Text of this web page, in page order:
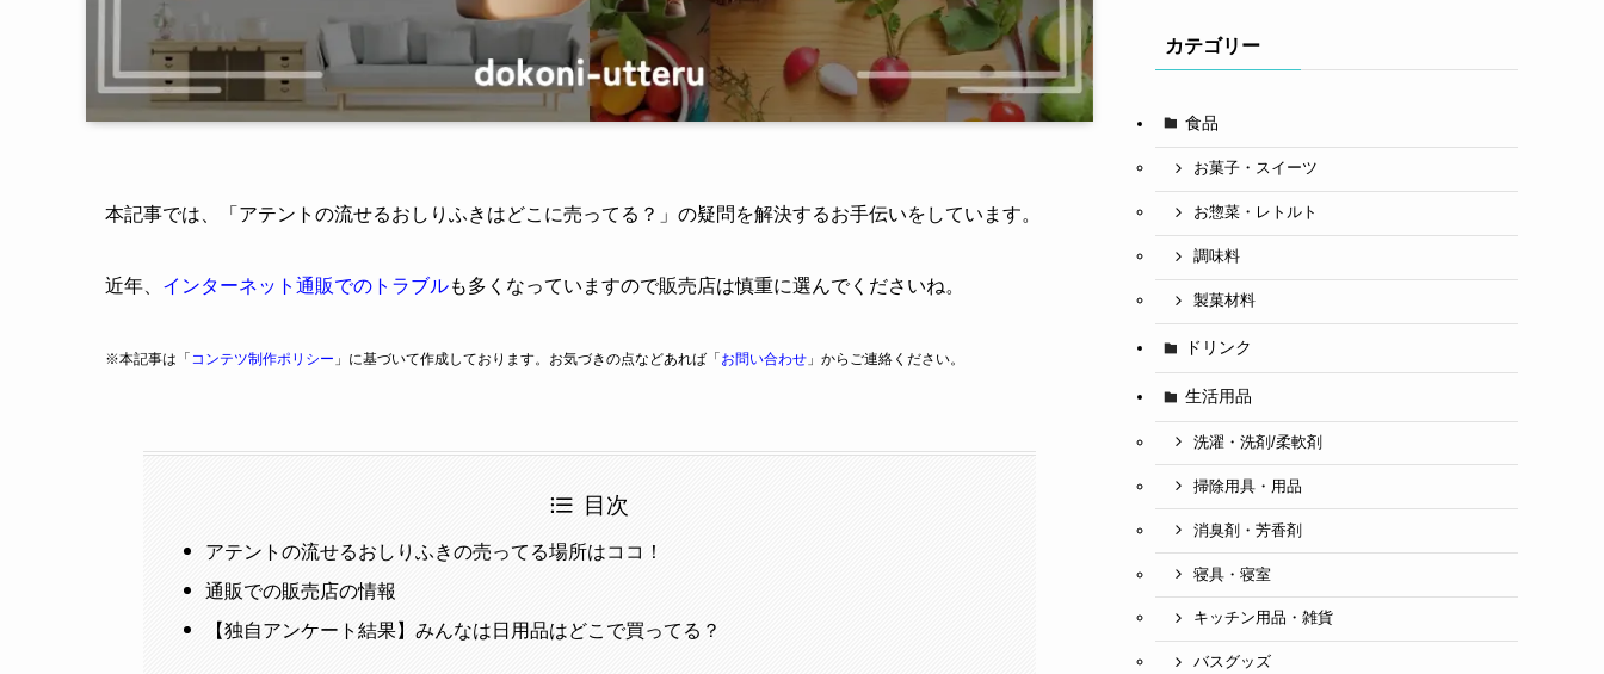
本記事では、「アテントの流せるおしりふきはどこに売ってる？」の疑問を解決するお手伝いをしています。
近年、 インターネット通販でのトラブルも多くなっていますので販売店は慎重に選んでくださいね。
※本記事は「 コンテツ制作ポリシー 」に基づいて作成しております。お気づきの点などあれば「 お問い合わせ 」からご連絡ください。
目次
アテントの流せるおしりふきの売ってる場所はココ！
通販での販売店の情報
【独自アンケート結果】みんなは日用品はどこで買ってる？
カテゴリー
食品
お菓子・スイーツ
お惣菜・レトルト
調味料
製菓材料
ドリンク
生活用品
洗濯・洗剤/柔軟剤
掃除用具・用品
消臭剤・芳香剤
寝具・寝室
キッチン用品・雑貨
バスグッズ